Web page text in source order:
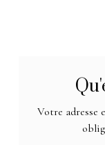
Votre adresse